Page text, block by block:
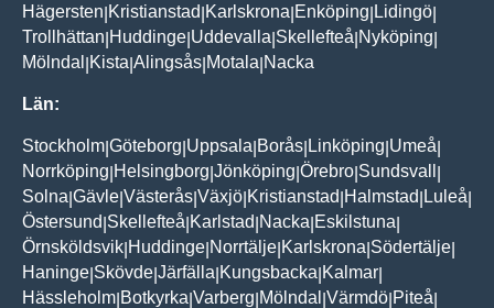
Hägersten Kristianstad Karlskrona Enköping Lidingö
Trollhättan Huddinge Uddevalla Skellefteå Nyköping
Mölndal
Kista Alingsås Motala Nacka
Län:
Stockholm Göteborg Uppsala Borås Linköping Umeå
Norrköping Helsingborg Jönköping Örebro Sundsvall
Solna Gävle Västerås Växjö Kristianstad Halmstad Luleå
Östersund Skellefteå Karlstad Nacka Eskilstuna
Örnsköldsvik Huddinge Norrtälje Karlskrona Södertälje
Haninge Skövde Järfälla Kungsbacka Kalmar
Hässleholm Botkyrka Varberg Mölndal Värmdö Piteå